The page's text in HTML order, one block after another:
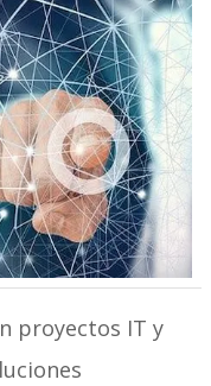
proyectos IT y